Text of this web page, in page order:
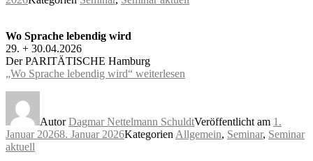
Wo Sprache lebendig wird
29. + 30.04.2026
Der PARITÄTISCHE Hamburg
„Wo Sprache lebendig wird“ weiterlesen
AutorDagmar Nettelmann SchuldtVeröffentlicht am 1.
Januar 20268. Januar 2026Kategorien Allgemein, Seminar, Seminar
aktuell